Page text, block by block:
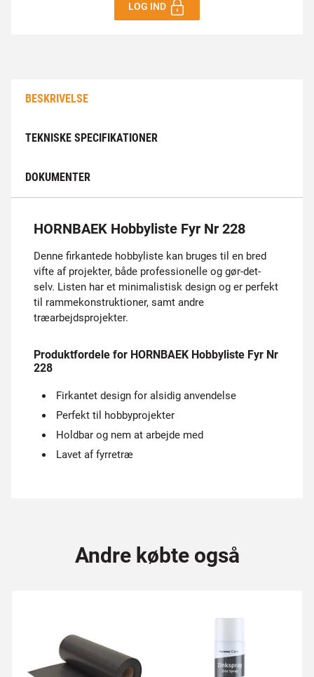
LOG IND
BESKRIVELSE
TEKNISKE SPECIFIKATIONER
DOKUMENTER
HORNBAEK Hobbyliste Fyr Nr 228
Denne firkantede hobbyliste kan bruges til en bred
vifte af projekter, både professionelle og gør-det-
selv. Listen har et minimalistisk design og er perfekt
til rammekonstruktioner, samt andre
træarbejdsprojekter.
Produktfordele for HORNBAEK Hobbyliste Fyr Nr
228
Firkantet design for alsidig anvendelse
Perfekt til hobbyprojekter
Holdbar og nem at arbejde med
Lavet af fyrretræ
Andre købte også